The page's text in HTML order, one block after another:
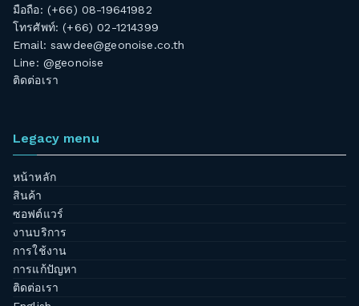
มือถือ: (+66) 08-19641982
โทรศัพท์: (+66) 02-1214399
Email:sawdee@geonoise.co.th
Line: @geonoise
ติดต่อเรา
Legacy menu
หน้าหลัก
สินค้า
ซอฟต์แวร์
งานบริการ
การใช้งาน
การแก้ปัญหา
ติดต่อเรา